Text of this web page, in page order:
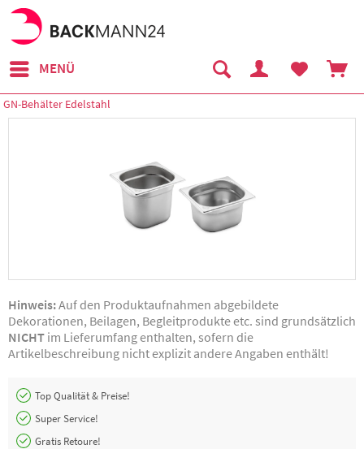
MENÜ
GN-Behälter Edelstahl
Hinweis:Auf den Produktaufnahmen abgebildete
Dekorationen, Beilagen, Begleitprodukte etc. sind grundsätzlich
NICHT im Lieferumfang enthalten, sofern die
Artikelbeschreibung nicht explizit andere Angaben enthält!
Top Qualität & Preise!
Super Service!
Gratis Retoure!